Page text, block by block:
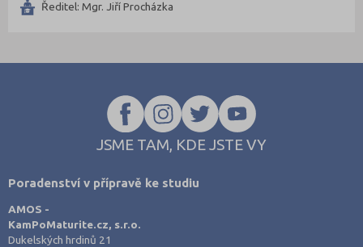
Znojmo (2)
Podnikání a management
Přírodovědné a potravinářské obory
Ekologie a ochrana ŽP
Zemědělství a lesnictví
Veterinářství
Hotelnictví, turismus, gastronomie
Ředitel: Mgr. Jiří Procházka
JSME TAM, KDE JSTE VY
Poradenství v přípravě ke studiu
AMOS -
KamPoMaturite.cz, s.r.o.
Dukelských hrdinů 21